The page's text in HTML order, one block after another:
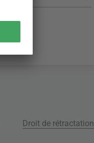
Droit de rétractation